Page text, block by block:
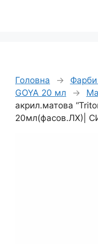
Головна → Фарби
GOYA 20 мл
→
акрил.матова
20мл(фасов.ЛХ)|